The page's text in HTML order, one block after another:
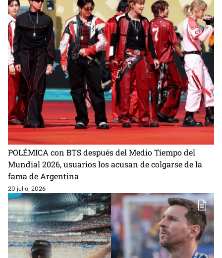
POLÉMICA con BTS después del Medio Tiempo del
Mundial 2026, usuarios los acusan de colgarse de la
fama de Argentina
20 julio, 2026